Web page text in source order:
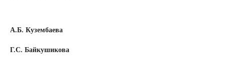
А.Б. Кузембаева
Г.С. Байкушикова